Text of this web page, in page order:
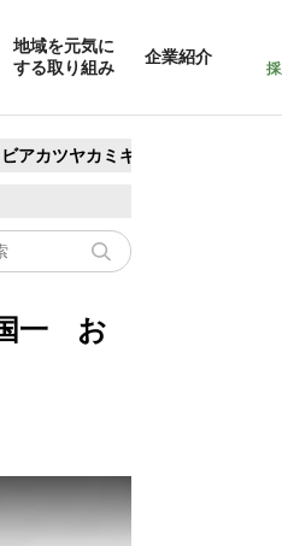
地域を元気に
する取り組み
企業紹介
アカツヤカミキリ
一 お